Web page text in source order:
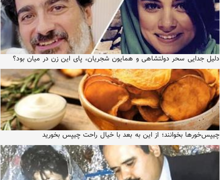
دلیل جدایی سحر دولتشاهی و همایون شجریان، پای این زن در میان بود؟
چیپس‌خورها بخوانند؛ از این به بعد با خیال راحت چیپس بخورید